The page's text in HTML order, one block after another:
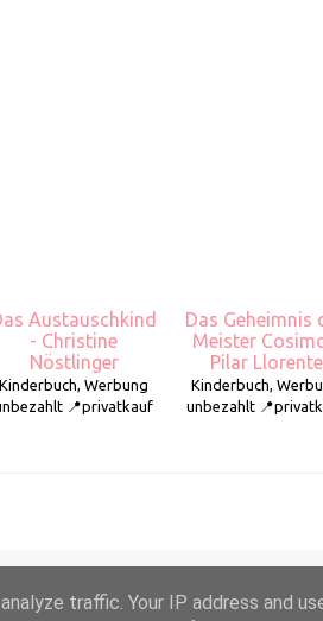
Austauschkind
- Christine
Nöstlinger
Kinderbuch, Werbung
📍privatkauf
Das Geheimnis
Meister
Pilar Llorente
Kinderbuch,
unbezahlt
by Blogger
traffic. Your IP address and